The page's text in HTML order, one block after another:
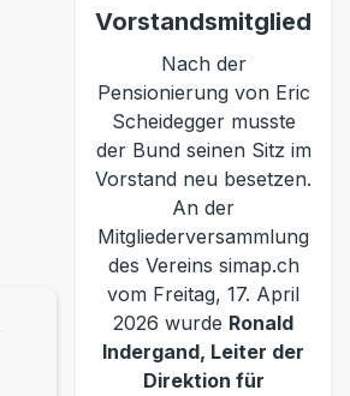
Vorstandsmitglied
Nach der
Pensionierung von Eric
Scheidegger musste
der Bund seinen Sitz im
Vorstand neu besetzen.
An der
Mitgliederversammlung
des Vereins simap.ch
vom Freitag, 17. April
2026 wurde Ronald
Indergand, Leiter der
Direktion für